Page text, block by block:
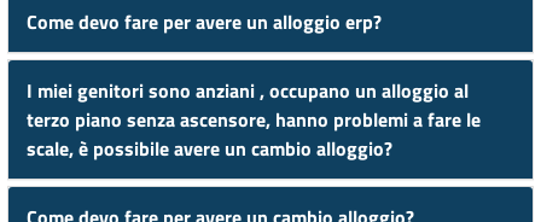
Come devo fare per avere un alloggio erp?
I miei genitori sono anziani , occupano un alloggio al
terzo piano senza ascensore, hanno problemi a fare le
scale, è possibile avere un cambio alloggio?